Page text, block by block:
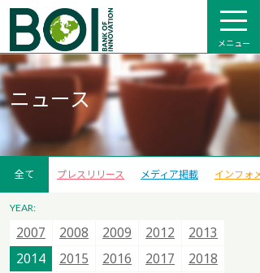
メニュー
ニュース
全て プレスリリース メディア掲載 インフォ
YEAR:
2007 2008 2009 2012
2013
2014
2015 2016 2017
2018
2007 2008 2009 2012
2013
2014
2015 2016 2017
2018
2007 2008 2013 2014 2015
2015 2016 2017 2018
2020
2021
2022 2023 2024
2025